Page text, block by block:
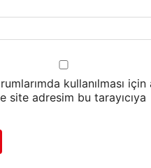
kullanılması için
site adresim bu tarayıcıya